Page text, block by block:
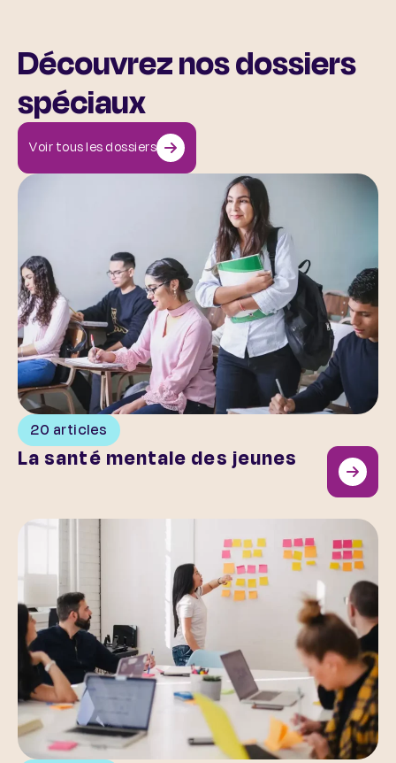
Découvrez nos dossiers
spéciaux
Voir tous les dossiers
20 articles
La santé mentale des jeunes
La santé mentale des jeunes
Au cœur de l’association